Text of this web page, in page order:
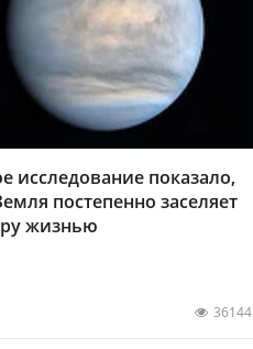
исследование показало,
постепенно заселяет
жизнью
36144